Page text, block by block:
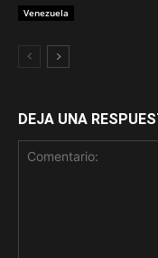
Venezuela
DEJA UNA